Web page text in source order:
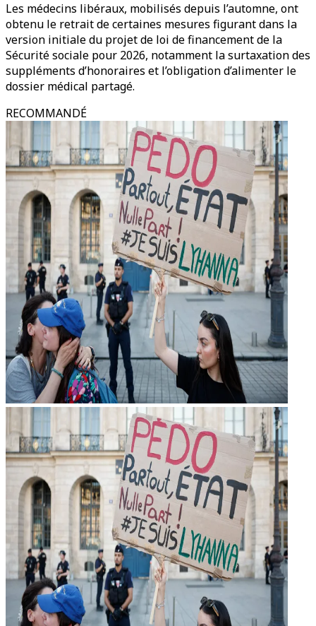
Les médecins libéraux, mobilisés depuis l’automne, ont
obtenu le retrait de certaines mesures figurant dans la
version initiale du projet de loi de financement de la
Sécurité sociale pour 2026, notamment la surtaxation des
suppléments d’honoraires et l’obligation d’alimenter le
dossier médical partagé.
RECOMMANDÉ